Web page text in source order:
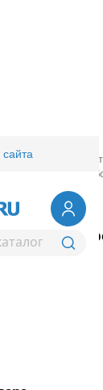
/ Оптовый
ДР